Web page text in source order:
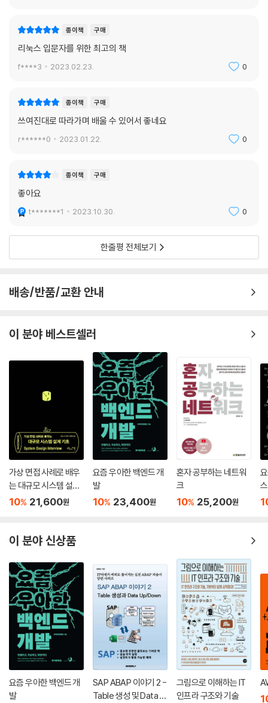
20.1 패키지와 리포지터리
20.2 yum 명령어: 패키지 관리(CentOS)
부록
A.1 원격 로그인과 SSH
찾아보기
종이책 구매
리눅스 입문자를 위한 최고의 책
f****3 2023.02.23. 0
종이책 구매
쓰여진대로 따라가며 배울 수 있어서 좋네요
r******0 2023.01.22. 0
종이책 구매
좋아요
t*******1 2023.10.30. 0
한줄평 전체보기
배송/반품/교환 안내
이 분야 베스트셀러
가상 면접 사례로 배우
는 대규모 시스템 설계
기초
10% 21,600원
요즘 우아한 백엔드 개
발
10% 23,400원
혼자 공부하는 네트워
크
10% 25,200원
이 분야 신상품
요즘 우아한 백엔드 개
발
SAP ABAP 이야기 2 -
Table 생성 및 Data U
그림으로 이해하는 IT
인프라 구조와 기술